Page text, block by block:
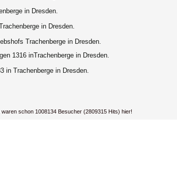
in Dresden.
in Dresden.
Trachenberge in Dresden.
1316 inTrachenberge in Dresden.
in Trachenberge in Dresden.
waren schon 1008134 Besucher (2809315 Hits) hier!